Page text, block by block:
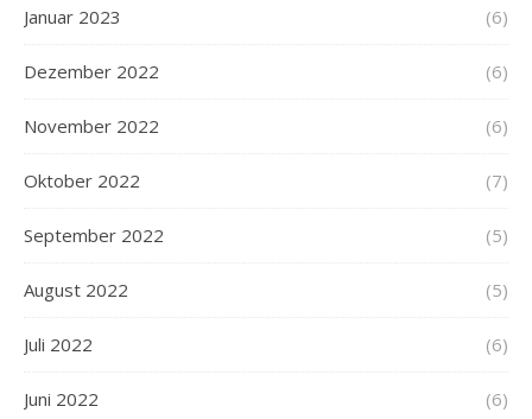
Januar 2023 (6)
Dezember 2022 (6)
November 2022 (6)
Oktober 2022 (7)
September 2022 (5)
August 2022 (5)
Juli 2022 (6)
Juni 2022 (6)